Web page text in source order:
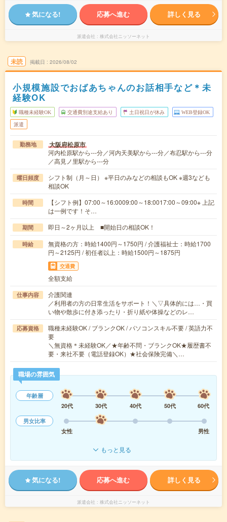
気になる! 応募へ進む 詳しく見る
派遣会社 株式会社ニッソーネット
未読 掲載日 2026/08/02
小規模施設でおばあちゃんのお話相手など＊未
経験OK
職種未経験OK 交通費別途支給あり 土日祝日が休み WEB登録OK
派遣
勤務地 大阪府松原市
河内松原駅から---分／河内天美駅から---分／布忍駅から---分
／高見ノ里駅から---分
曜日頻度
シフト制（月～日） ※平日のみなどの相談もOK ※週3なども
相談OK
時間
【シフト例】07:00～16:0009:00～18:0017:00～09:00※ 上記
は一例です！そ…
期間 即日～2ヶ月以上 ■開始日の相談OK！
時給
無資格の方：時給1400円～1750円 / 介護福祉士：時給1700
円～2125円 / 初任者以上：時給1500円～1875円
交通費
全額支給
仕事内容
介護関連
／利用者の方の日常生活をサポート！＼▽具体的には…・買
い物や散歩に付き添ったり・折り紙や体操などのレ…
応募資格
職種未経験OK / ブランクOK / パソコンスキル不要 / 英語力不
要
＼無資格＊未経験OK／★年齢不問・ブランクOK★履歴書不
要・来社不要（電話登録OK）★社会保険完備＼…
職場の雰囲気
年齢層
20代
30代 40代 50代
60代
男女比率
女性
男性
もっと見る
気になる! 応募へ進む 詳しく見る
派遣会社 株式会社ニッソーネット